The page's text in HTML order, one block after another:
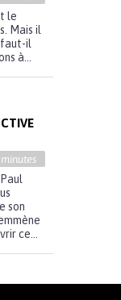
le
Mais il
faut-il
à...
son
ce...